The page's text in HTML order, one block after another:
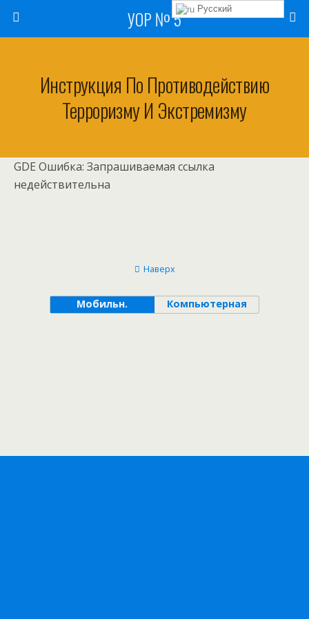
УОР № 5
Инструкция По Противодействию
Терроризму И Экстремизму
GDE Ошибка: Запрашиваемая ссылка
недействительна
Русский
Наверх
Мобильн. Компьютерная